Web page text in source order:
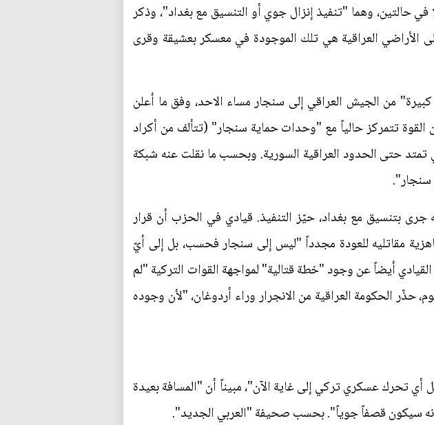
حالتين، وهما "تنفيذ إنزال جوي أو التنسيق مع بغداد"، وذكر
الأراضي العراقية هي تلك الموجودة في معسكر بعشيقة وقرى
من الجيش العراقي إلى سنجار مساء الاحد، وفق ما أعلن
القوة تتمركز حالياً مع "وحدات حماية سنجار" (تتألف من أكراد
تمتد حتى الحدود العراقية السورية. وبحسب ما نقلت عنه شبكة
سنجار".
جرى بتنسيق مع بغداد، حيّز التنفيذ. قيادي في الحزب أن قرار
مقاتليه للعودة مجدداً "ليس إلى سنجار فحسب، بل إلى أيّ
أيضاً عن وجود "خطة قتالية" لمواجهة القوات التركية "لم
الحكومة العراقية من الانجرار وراء أردوغان، "لأن وجوده
تحرك عسكري تركي إلى غاية الآن"، مبيناً أن "المسافة بعيدة
سيكون قصفاً جوياً". بحسب صحيفة "العربي الجديد".